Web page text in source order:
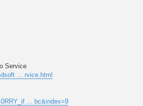
Service
... rvice.html
... bc&index=9